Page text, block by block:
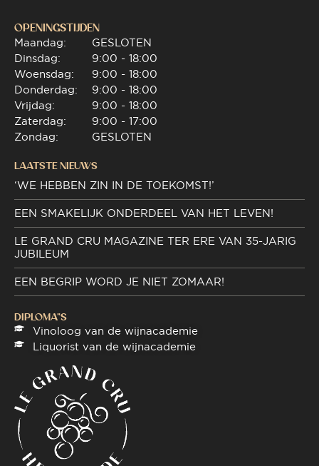
OPENINGSTIJDEN
Maandag:
Dinsdag:
Woensdag:
Donderdag:
Vrijdag:
Zaterdag:
Zondag:
GESLOTEN
9:00 - 18:00
9:00 - 18:00
9:00 - 18:00
9:00 - 18:00
9:00 - 17:00
GESLOTEN
LAATSTE NIEUWS
‘WE HEBBEN ZIN IN DE TOEKOMST!’
EEN SMAKELIJK ONDERDEEL VAN HET LEVEN!
LE GRAND CRU MAGAZINE TER ERE VAN 35-JARIG
JUBILEUM
EEN BEGRIP WORD JE NIET ZOMAAR!
DIPLOMA"S
Vinoloog van de wijnacademie
Liquorist van de wijnacademie